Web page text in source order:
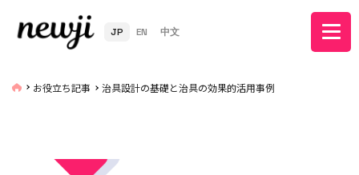
JP EN 中文
お役立ち記事 治具設計の基礎と治具の効果的活用事例